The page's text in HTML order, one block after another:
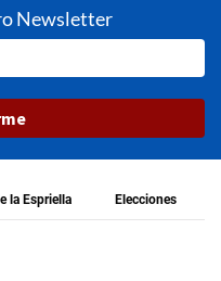
Newsletter
la Espriella Elecciones